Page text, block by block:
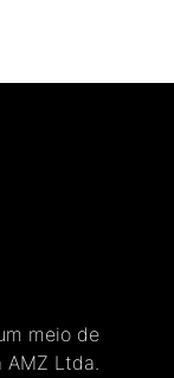
meio de
AMZ Ltda.